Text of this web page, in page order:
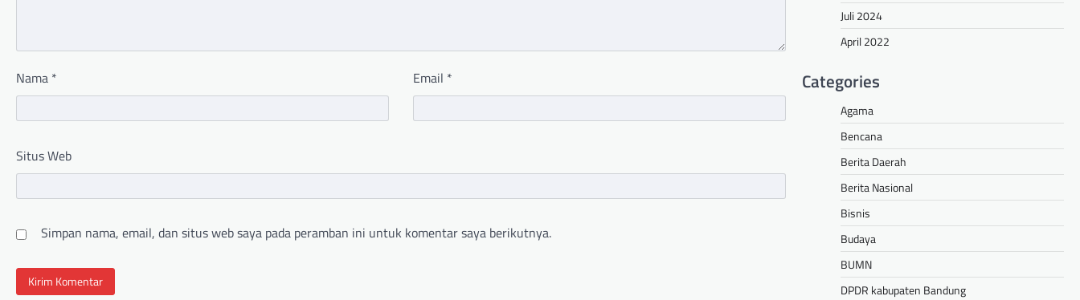
Nama * Email *
Situs Web
Simpan nama, email, dan situs web saya pada peramban ini untuk komentar saya berikutnya.
Juli 2024
April 2022
Categories
Agama
Bencana
Berita Daerah
Berita Nasional
Bisnis
Budaya
BUMN
DPDR kabupaten Bandung